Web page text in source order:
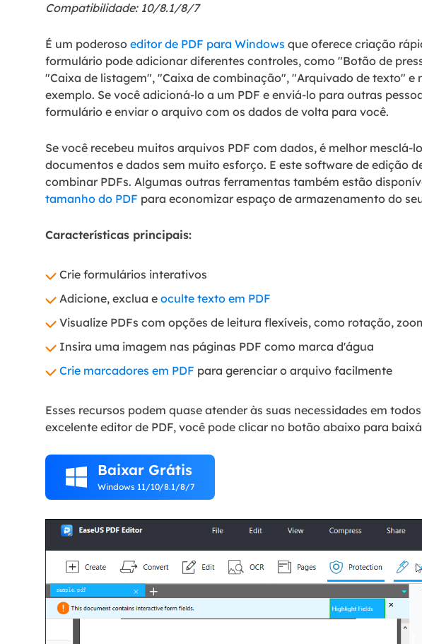
Compatibilidade: 10/8.1/8/7
É um poderoso editor de PDF para Windows que oferece criação
formulário pode adicionar diferentes controles, como "Botão de
"Caixa de listagem", "Caixa de combinação", "Arquivado de texto" e
exemplo. Se você adicioná-lo a um PDF e enviá-lo para outras
formulário e enviar o arquivo com os dados de volta para você.
Se você recebeu muitos arquivos PDF com dados, é melhor mesclá-
documentos e dados sem muito esforço. E este software de edição
combinar PDFs. Algumas outras ferramentas também estão
tamanho do PDF para economizar espaço de armazenamento do
Características principais:
Crie formulários interativos
Adicione, exclua e oculte texto em PDF
Visualize PDFs com opções de leitura flexíveis, como rotação,
Insira uma imagem nas páginas PDF como marca d'água
Crie marcadores em PDF para gerenciar o arquivo facilmente
Esses recursos podem quase atender às suas necessidades em
excelente editor de PDF, você pode clicar no botão abaixo para
 Baixar Grátis
Windows 11/10/8.1/8/7